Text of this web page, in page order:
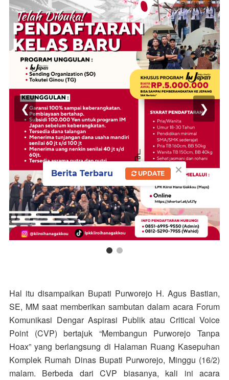
❮ ❯
Hal itu disampaikan Bupati Purworejo H. Agus Bastian,
SE, MM saat memberikan sambutan dalam acara Forum
Komunikasi Dengar Aspirasi Publik atau Critical Voice
Point (CVP) bertajuk “Membangun Purworejo Tanpa
Hoax” yang berlangsung di Halaman Ruang Kasepuhan
Komplek Rumah Dinas Bupati Purworejo, Minggu (16/2)
malam. Berbeda dari CVP biasanya, kali ini acara
×
Berita Terbaru UPDATE